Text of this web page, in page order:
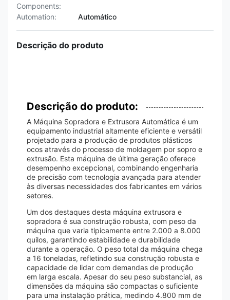
Components:
Automation: Automático
Descrição do produto
Descrição do produto:
A Máquina Sopradora e Extrusora Automática é um
equipamento industrial altamente eficiente e versátil
projetado para a produção de produtos plásticos
ocos através do processo de moldagem por sopro e
extrusão. Esta máquina de última geração oferece
desempenho excepcional, combinando engenharia
de precisão com tecnologia avançada para atender
às diversas necessidades dos fabricantes em vários
setores.
Um dos destaques desta máquina extrusora e
sopradora é sua construção robusta, com peso da
máquina que varia tipicamente entre 2.000 a 8.000
quilos, garantindo estabilidade e durabilidade
durante a operação. O peso total da máquina chega
a 16 toneladas, refletindo sua construção robusta e
capacidade de lidar com demandas de produção
em larga escala. Apesar do seu peso substancial, as
dimensões da máquina são compactas o suficiente
para uma instalação prática, medindo 4.800 mm de